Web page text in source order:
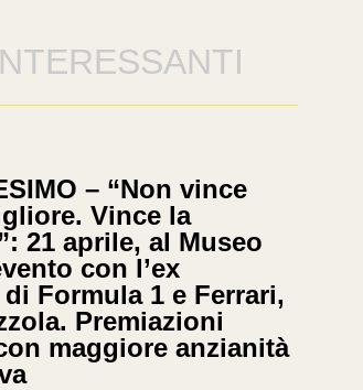
– “Non vince
Vince la
21 aprile, al Museo
con l’ex
Formula 1 e Ferrari,
Premiazioni
maggiore anzianità